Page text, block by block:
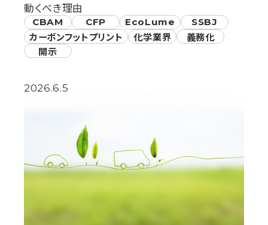
動くべき理由
CBAM CFP EcoLume
SSBJ
カーボンフットプリント
化学業界
義務化
開示
2026.6.5